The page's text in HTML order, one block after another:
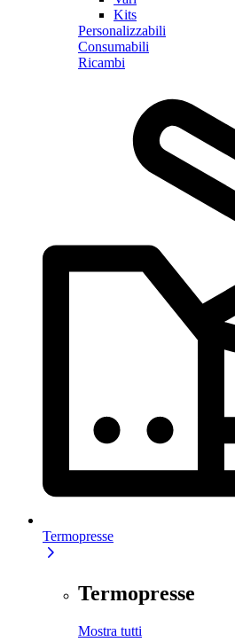
Kits
Personalizzabili
Consumabili
Ricambi
Termopresse
Termopresse
Mostra tutti